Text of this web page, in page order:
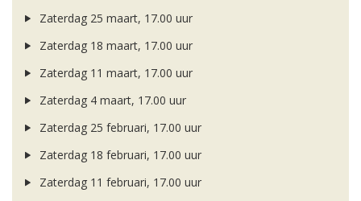
Zaterdag 25 maart, 17.00 uur
Zaterdag 18 maart, 17.00 uur
Zaterdag 11 maart, 17.00 uur
Zaterdag 4 maart, 17.00 uur
Zaterdag 25 februari, 17.00 uur
Zaterdag 18 februari, 17.00 uur
Zaterdag 11 februari, 17.00 uur